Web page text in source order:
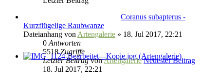
Coranus subapterus -
Kurzflügelige Raubwanze
Dateianhang von Artengalerie » 18. Jul 2017, 22:21
0 Antworten
5518Zugriffe
Letzter BeitragvonArtengalerie Neuester Beitrag
18. Jul 2017, 22:21